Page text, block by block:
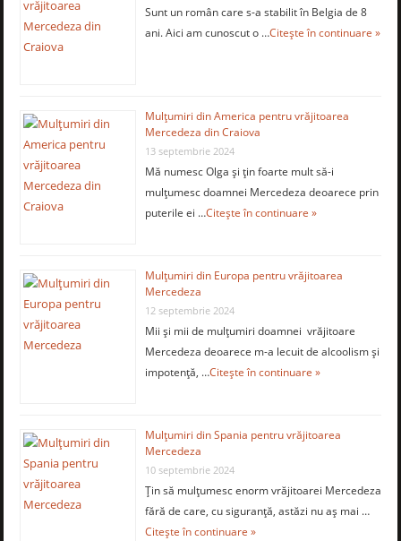
Sunt un român care s-a stabilit în Belgia de 8
ani. Aici am cunoscut o …Citește în continuare »
Mulţumiri din America pentru vrăjitoarea
Mercedeza din Craiova
13 septembrie 2024
Mă numesc Olga şi ţin foarte mult să-i
mulţumesc doamnei Mercedeza deoarece prin
puterile ei …Citește în continuare »
Mulţumiri din Europa pentru vrăjitoarea
Mercedeza
12 septembrie 2024
Mii şi mii de mulţumiri doamnei vrăjitoare
Mercedeza deoarece m-a lecuit de alcoolism şi
impotenţă, …Citește în continuare »
Mulţumiri din Spania pentru vrăjitoarea
Mercedeza
10 septembrie 2024
Ţin să mulţumesc enorm vrăjitoarei Mercedeza
fără de care, cu siguranţă, astăzi nu aş mai …
Citește în continuare »